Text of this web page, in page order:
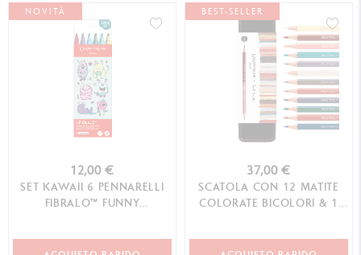
NOVITÀ
12,00 €
SET KAWAII 6 PENNARELLI
FIBRALO™ FUNNY
BEST-SELLER
37,00 €
SCATOLA CON 12 MATITE
COLORATE BICOLORI & 1